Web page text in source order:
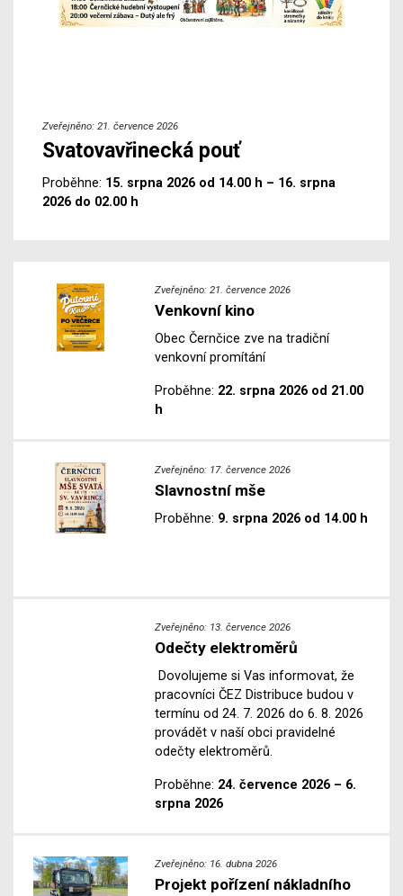
Zveřejněno: 21. července 2026
Svatovavřinecká pouť
Proběhne: 15. srpna 2026 od 14.00 h – 16. srpna
2026 do 02.00 h
Zveřejněno: 21. července 2026
Venkovní kino
Obec Černčice zve na tradiční
venkovní promítání
Proběhne: 22. srpna 2026 od 21.00
h
Zveřejněno: 17. července 2026
Slavnostní mše
Proběhne: 9. srpna 2026 od 14.00 h
Zveřejněno: 13. července 2026
Odečty elektroměrů
Dovolujeme si Vas informovat, že
pracovníci ČEZ Distribuce budou v
termínu od 24. 7. 2026 do 6. 8. 2026
provádět v naší obci pravidelné
odečty elektroměrů.
Proběhne: 24. července 2026 – 6.
srpna 2026
Zveřejněno: 16. dubna 2026
Projekt pořízení nákladního